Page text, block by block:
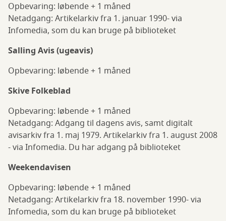
Opbevaring: løbende + 1 måned
Netadgang: Artikelarkiv fra 1. januar 1990- via
Infomedia, som du kan bruge på biblioteket
Salling Avis (ugeavis)
Opbevaring: løbende + 1 måned
Skive Folkeblad
Opbevaring: løbende + 1 måned
Netadgang: Adgang til dagens avis, samt digitalt
avisarkiv fra 1. maj 1979. Artikelarkiv fra 1. august 2008
- via Infomedia. Du har adgang på biblioteket
Weekendavisen
Opbevaring: løbende + 1 måned
Netadgang: Artikelarkiv fra 18. november 1990- via
Infomedia, som du kan bruge på biblioteket